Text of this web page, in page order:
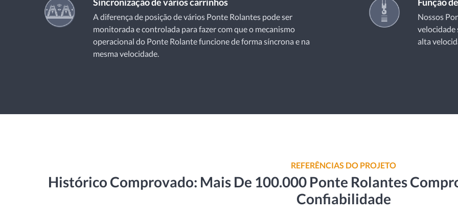
A diferença de posição de vários Ponte Rolantes pode ser
monitorada e controlada para fazer com que o mecanismo
operacional do Ponte Rolante funcione de forma síncrona e na
mesma velocidade.
Nossos
velocidade
alta
REFERÊNCIAS DO PROJETO
Histórico Comprovado: Mais De 100.000 Ponte Rolantes
Confiabilidade